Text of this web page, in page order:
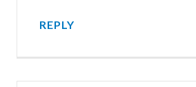
REPLY